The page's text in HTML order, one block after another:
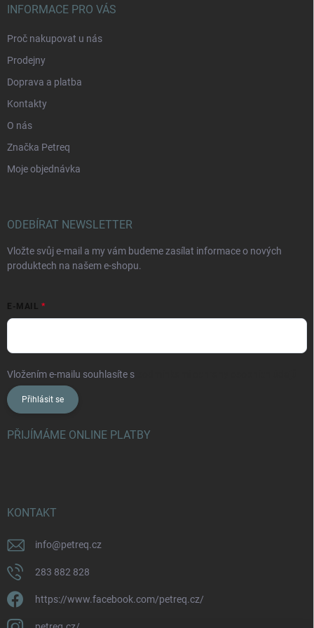
INFORMACE PRO VÁS
Proč nakupovat u nás
Prodejny
Doprava a platba
Kontakty
O nás
Značka Petreq
Moje objednávka
ODEBÍRAT NEWSLETTER
Vložte svůj e-mail a my vám budeme zasílat informace o nových
produktech na našem e-shopu.
E-MAIL
Vložením e-mailu souhlasíte s
Přihlásit se
PŘIJÍMÁME ONLINE PLATBY
KONTAKT
info@petreq.cz
283 882 828
https://www.facebook.com/petreq.cz/